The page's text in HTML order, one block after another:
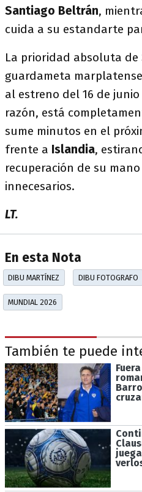
Santiago Beltrán,
cuida a su estandarte
La prioridad absoluta de
guardameta
al estreno del 16 de
razón, está
sume minutos en el
frente a Islandia,
recuperación de su
innecesarios.
LT.
En esta Nota
DIBU MARTÍNEZ DIBU FOTOGRAFO
MUNDIAL 2026
También te puede